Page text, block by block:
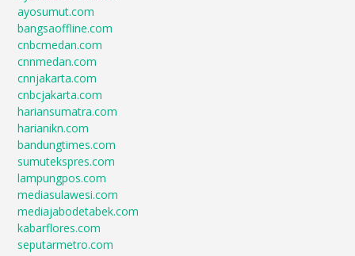
ayosumut.com
bangsaoffline.com
cnbcmedan.com
cnnmedan.com
cnnjakarta.com
cnbcjakarta.com
hariansumatra.com
harianikn.com
bandungtimes.com
sumutekspres.com
lampungpos.com
mediasulawesi.com
mediajabodetabek.com
kabarflores.com
seputarmetro.com